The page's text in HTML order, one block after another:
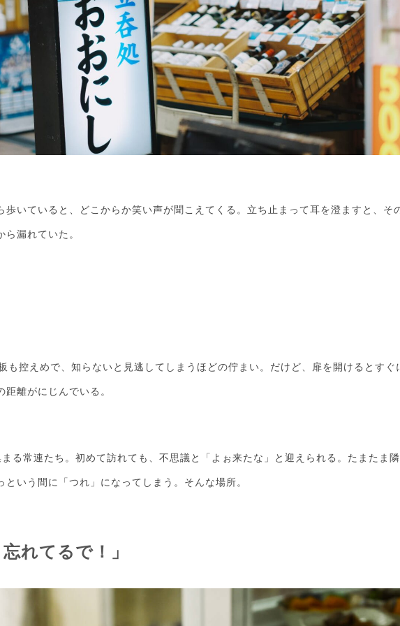
歩いていると、どこからか笑い声が聞こえてくる。立ち止まって耳を澄ますと、そ
漏れていた。
も控えめで、知らないと見逃してしまうほどの佇まい。だけど、扉を開けるとすぐ
離がにじんでいる。
る常連たち。初めて訪れても、不思議と「よぉ来たな」と迎えられる。たまたま
いう間に「つれ」になってしまう。そんな場所。
れてるで！」